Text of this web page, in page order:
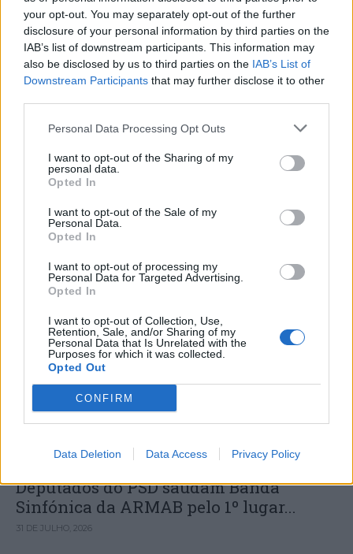
your opt-out. You may separately opt-out of the further
disclosure of your personal information by third parties on the
IAB’s list of downstream participants. This information may
also be disclosed by us to third parties on the IAB’s List of
Downstream Participants that may further disclose it to other
Personal Data Processing Opt Outs
I want to opt-out of the Sharing of my
personal data.
Opted In
I want to opt-out of the Sale of my
Personal Data.
Opted In
I want to opt-out of processing my
Personal Data for Targeted Advertising.
Opted In
I want to opt-out of Collection, Use,
Retention, Sale, and/or Sharing of my
Personal Data that Is Unrelated with the
Purposes for which it was collected.
Opted Out
CONFIRM
Data Deletion Data Access Privacy Policy
Capacita Jovem de Poiares aproxima
jovens ao mundo do trabalho
Colheita de sangue regressa ao
Hospital Sousa Martins durante o mês
de agosto
Deputados do PSD saúdam Banda
Sinfónica da ARMAB pelo 1º lugar...
31 DE JULHO, 2026